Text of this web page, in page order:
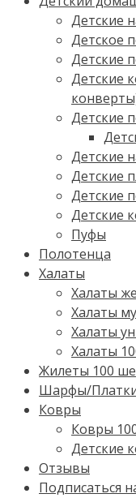
Детские
Детское
Детские
Детские
Детские
Детские
Детские
Детские
Детские
Пуфы
Полотенца
Халаты
Халаты
Халаты
Халаты
Халаты
Жилеты 100
Шарфы/
Ковры
Ковры
Детские
Отзывы
Подписаться